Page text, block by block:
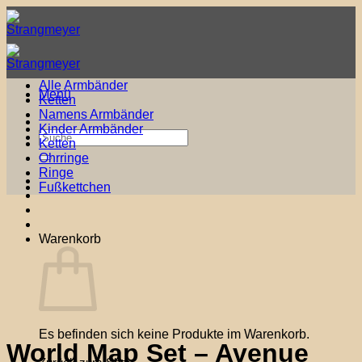
Zum
Inhalt
springen
Menü
Suche
nach:
Warenkorb
Es befinden sich keine Produkte im Warenkorb.
Alle Armbänder
Ketten
Namens Armbänder
Kinder Armbänder
Ketten
Ohrringe
Ringe
Fußkettchen
World Map Set – Avenue